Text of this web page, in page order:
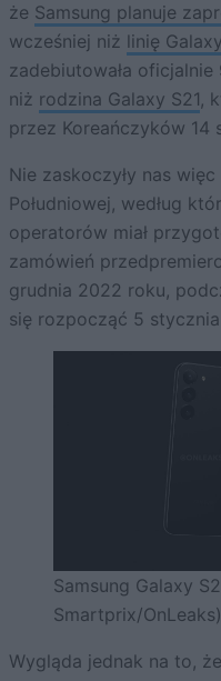
że Samsung planuje
wcześniej niż linię
zadebiutowała
niż rodzina Galaxy S21,
przez Koreańczyków 14
Nie zaskoczyły nas
Południowej, według
operatorów miał
zamówień
grudnia 2022 roku,
się rozpocząć 5
Samsung Galaxy
Smartprix/OnLeaks)
Wygląda jednak na to,